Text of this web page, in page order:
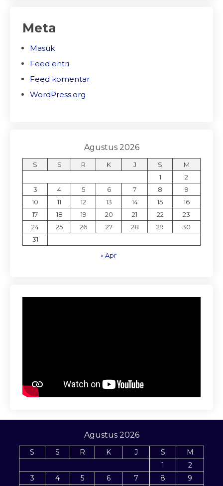
Meta
Masuk
Feed entri
Feed komentar
WordPress.org
Agustus 2026
S S R K J S
M
1
2
3
4 5 6 7 8
9
10
11 12 13 14 15
16
17
18 19 20 21 22
23
24
25 26 27 28 29
30
31
« Apr
Agustus 2026
S S R K J S
M
1
2
3
4 5 6 7 8
9